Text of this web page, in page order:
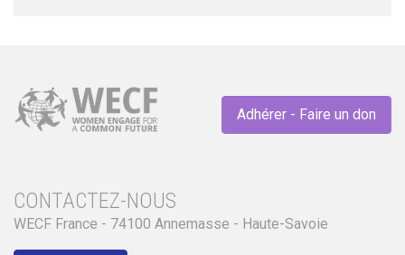
Adhérer - Faire un don
CONTACTEZ-NOUS
WECF France - 74100 Annemasse - Haute-Savoie